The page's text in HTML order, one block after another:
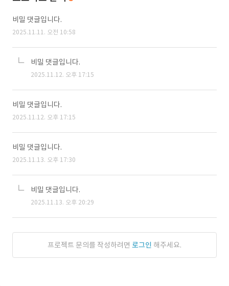
비밀 댓글입니다.
2025.11.11. 오전 10:58
비밀 댓글입니다.
2025.11.12. 오후 17:15
비밀 댓글입니다.
2025.11.12. 오후 17:15
비밀 댓글입니다.
2025.11.13. 오후 17:30
비밀 댓글입니다.
2025.11.13. 오후 20:29
프로젝트 문의를 작성하려면 로그인 해주세요.